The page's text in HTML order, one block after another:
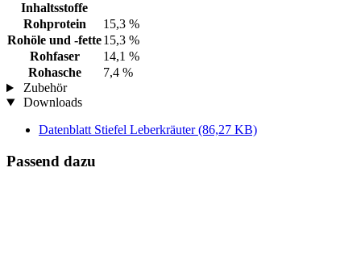
Inhaltsstoffe
Rohprotein
15,3 %
Rohöle und -fette15,3 %
Rohfaser
14,1 %
Rohasche
7,4 %
Zubehör
Downloads
Datenblatt Stiefel Leberkräuter(86,27 KB)
Passend dazu